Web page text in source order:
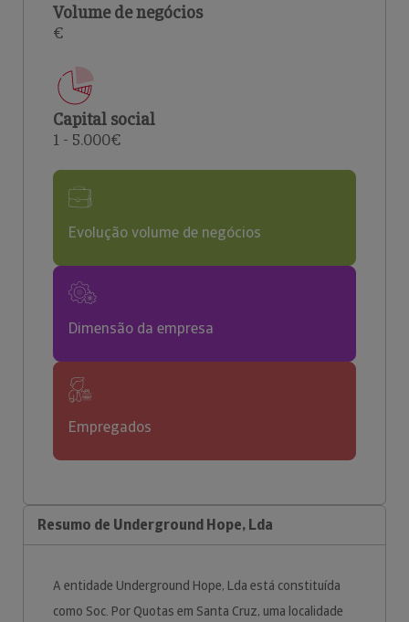
Volume de negócios
€
Capital social
1 - 5.000€
Evolução volume de negócios
Dimensão da empresa
Empregados
Resumo de Underground Hope, Lda
A entidade Underground Hope, Lda está constituída
como Soc. Por Quotas em Santa Cruz, uma localidade